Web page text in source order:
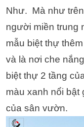
Như. Mà như
người miền trung
mẫu biệt thự
và là nơi che
biệt thự 2 tầng
màu xanh nổi bật
của sân vườn.